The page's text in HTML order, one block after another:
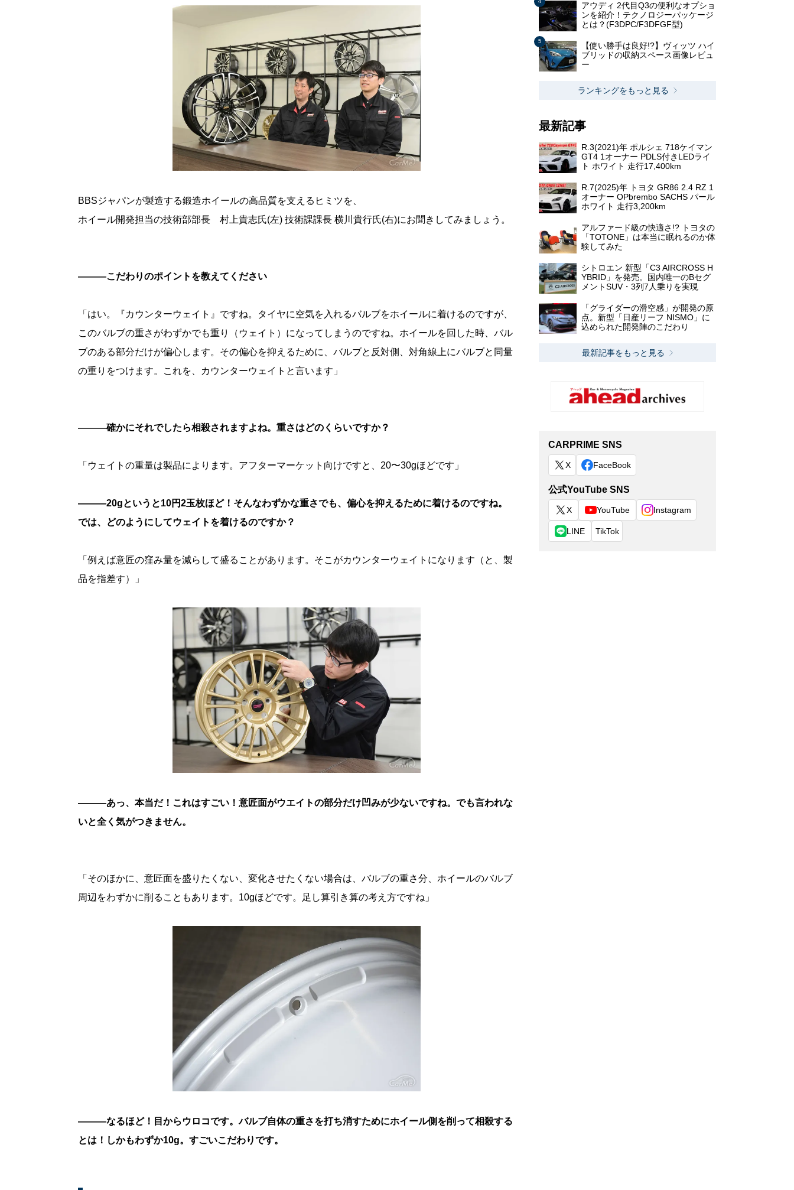
BBSジャパンが製造する鍛造ホイールの高品質を支えるヒミツを、
ホイール開発担当の技術部部長 村上貴志氏(左) 技術課課長 横川貴行氏(右)にお聞きしてみましょう。
———こだわりのポイントを教えてください
「はい。『カウンターウェイト』ですね。タイヤに空気を入れるバルブをホイールに着けるのですが、
このバルブの重さがわずかでも重り（ウェイト）になってしまうのですね。ホイールを回した時、バル
ブのある部分だけが偏心します。その偏心を抑えるために、バルブと反対側、対角線上にバルブと同量
の重りをつけます。これを、カウンターウェイトと言います」
———確かにそれでしたら相殺されますよね。重さはどのくらいですか？
「ウェイトの重量は製品によります。アフターマーケット向けですと、20〜30gほどです」
———20gというと10円2玉枚ほど！そんなわずかな重さでも、偏心を抑えるために着けるのですね。
では、どのようにしてウェイトを着けるのですか？
「例えば意匠の窪み量を減らして盛ることがあります。そこがカウンターウェイトになります（と、製
品を指差す）」
———あっ、本当だ！これはすごい！意匠面がウエイトの部分だけ凹みが少ないですね。でも言われな
いと全く気がつきません。
「そのほかに、意匠面を盛りたくない、変化させたくない場合は、バルブの重さ分、ホイールのバルブ
周辺をわずかに削ることもあります。10gほどです。足し算引き算の考え方ですね」
———なるほど！目からウロコです。バルブ自体の重さを打ち消すためにホイール側を削って相殺する
とは！しかもわずか10g。すごいこだわりです。
アウディ 2代目Q3の便利なオプショ
ンを紹介！テクノロジーパッケージ
とは？(F3DPC/F3DFGF型)
【使い勝手は良好!?】ヴィッツ ハイ
ブリッドの収納スペース画像レビュ
ー
ランキングをもっと見る
最新記事
R.3(2021)年 ポルシェ 718ケイマン
GT4 1オーナー PDLS付きLEDライ
ト ホワイト 走行17,400km
R.7(2025)年 トヨタ GR86 2.4 RZ 1
オーナー OPbrembo SACHS パール
ホワイト 走行3,200km
アルファード級の快適さ!? トヨタの
「TOTONE」は本当に眠れるのか体
験してみた
シトロエン 新型「C3 AIRCROSS H
YBRID」を発売。国内唯一のBセグ
メントSUV・3列7人乗りを実現
「グライダーの滑空感」が開発の原
点。新型「日産リーフ NISMO」に
込められた開発陣のこだわり
最新記事をもっと見る
CARPRIME SNS
X FaceBook
公式YouTube SNS
X YouTube Instagram
LINE TikTok